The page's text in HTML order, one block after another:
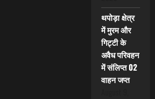
थपोड़ा क्षेत्र
में मुरम और
गिट्टी के
अवैध परिवहन
में संलिप्त 02
वाहन जप्त